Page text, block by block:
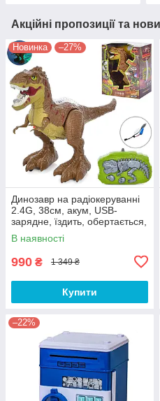
Акційні пропозиції та
Новинка –27%
Динозавр на радіокеруванні
2.4G, 38см, акум, USB-
зарядне, їздить, обертається,
пар, звук, світло
В наявності
990 ₴ 1 349 ₴
Купити
–22%